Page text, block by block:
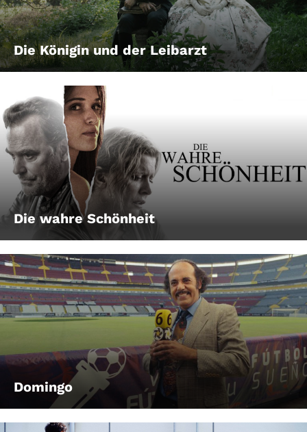
Die Königin und der Leibarzt
Die wahre Schönheit
Domingo